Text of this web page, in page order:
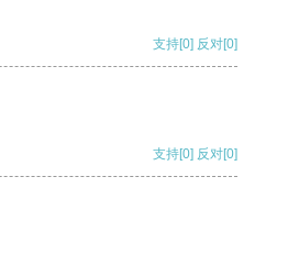
支持[0] 反对[0]
支持[0] 反对[0]